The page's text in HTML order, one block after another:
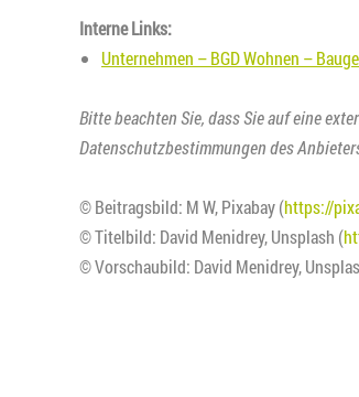
Interne Links:
Unternehmen – BGD Wohnen –
Bitte beachten Sie, dass Sie auf eine
Datenschutzbestimmungen des
© Beitragsbild: M W, Pixabay (https://
© Titelbild: David Menidrey, Unsplash (
© Vorschaubild: David Menidrey,